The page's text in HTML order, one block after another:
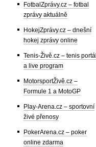
FotbalZprávy.cz – fotbal
zprávy aktuálně
HokejZprávy.cz – dnešní
hokej zprávy online
Tenis-Živě.cz – tenis portál
a live program
MotorsportŽivě.cz –
Formule 1 a MotoGP
Play-Arena.cz – sportovní
živé přenosy
PokerArena.cz – poker
online zdarma